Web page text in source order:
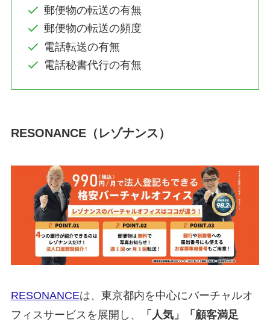
郵便物の転送の有無
郵便物の転送の頻度
電話転送の有無
電話秘書代行の有無
RESONANCE（レゾナンス）
RESONANCEは、東京都内を中心にバーチャルオ
フィスサービスを展開し、
「人気」「顧客満足